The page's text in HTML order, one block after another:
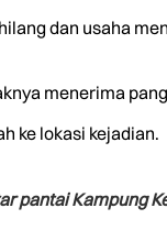
dan usaha
menerima
ke lokasi kejadian.
pantai Kampung